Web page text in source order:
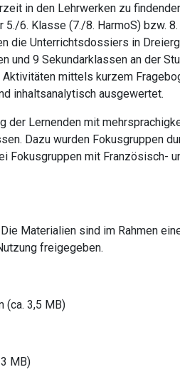
in den Lehrwerken zu
6. Klasse (7./8. HarmoS) bzw.
die Unterrichtsdossiers in
9 Sekundarklassen an der
mittels kurzem
inhaltsanalytisch ausgewertet.
der Lernenden mit
Dazu wurden Fokusgruppen
Fokusgruppen mit Französisch-
Materialien sind im Rahmen
freigegeben.
(ca. 3,5 MB)
MB)